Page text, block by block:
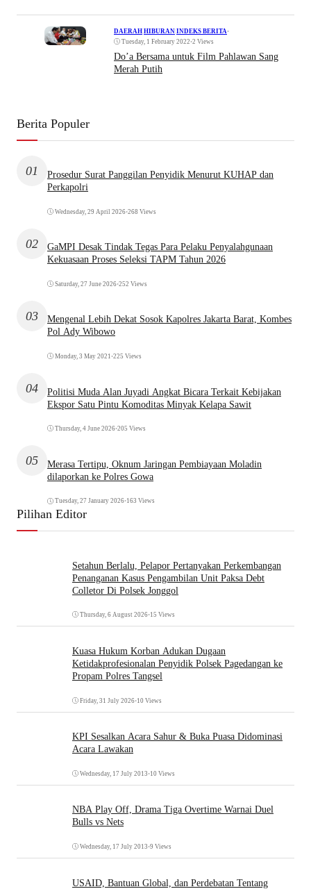
DAERAH HIBURAN INDEKS BERITA•
Tuesday, 1 February 2022 •2 Views
Do’a Bersama untuk Film Pahlawan Sang
Merah Putih
Berita Populer
01
Prosedur Surat Panggilan Penyidik Menurut KUHAP dan
Perkapolri
Wednesday, 29 April 2026•268 Views
02
GaMPI Desak Tindak Tegas Para Pelaku Penyalahgunaan
Kekuasaan Proses Seleksi TAPM Tahun 2026
Saturday, 27 June 2026•252 Views
03
Mengenal Lebih Dekat Sosok Kapolres Jakarta Barat, Kombes
Pol Ady Wibowo
Monday, 3 May 2021 •225 Views
04
Politisi Muda Alan Juyadi Angkat Bicara Terkait Kebijakan
Ekspor Satu Pintu Komoditas Minyak Kelapa Sawit
Thursday, 4 June 2026•205 Views
05
Merasa Tertipu, Oknum Jaringan Pembiayaan Moladin
dilaporkan ke Polres Gowa
Tuesday, 27 January 2026•163 Views
Pilihan Editor
Setahun Berlalu, Pelapor Pertanyakan Perkembangan
Penanganan Kasus Pengambilan Unit Paksa Debt
Colletor Di Polsek Jonggol
Thursday, 6 August 2026•15 Views
Kuasa Hukum Korban Adukan Dugaan
Ketidakprofesionalan Penyidik Polsek Pagedangan ke
Propam Polres Tangsel
Friday, 31 July 2026•10 Views
KPI Sesalkan Acara Sahur & Buka Puasa Didominasi
Acara Lawakan
Wednesday, 17 July 2013 •10 Views
NBA Play Off, Drama Tiga Overtime Warnai Duel
Bulls vs Nets
Wednesday, 17 July 2013 •9 Views
USAID, Bantuan Global, dan Perdebatan Tentang